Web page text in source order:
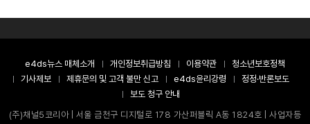
e4ds뉴스 매체소개 개인정보취급방침 이용약관
청소년보호정책
기사제보
제휴문의 및 고객 불만 신고 e4ds윤리강령
정정·반론보도
보도 청구 안내
(주)채널5코리아 | 서울 금천구 디지털로 178 가산퍼블릭 A동 1824호 | 사업자등